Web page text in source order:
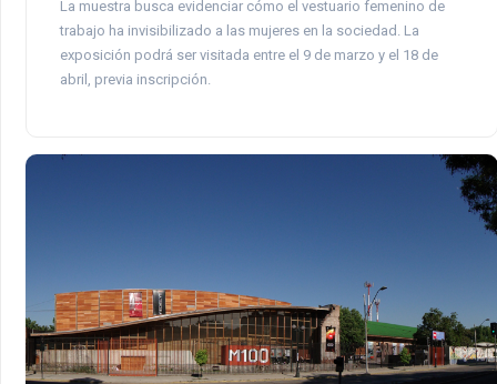
La muestra busca evidenciar cómo el vestuario femenino de
trabajo ha invisibilizado a las mujeres en la sociedad. La
exposición podrá ser visitada entre el 9 de marzo y el 18 de
abril, previa inscripción.